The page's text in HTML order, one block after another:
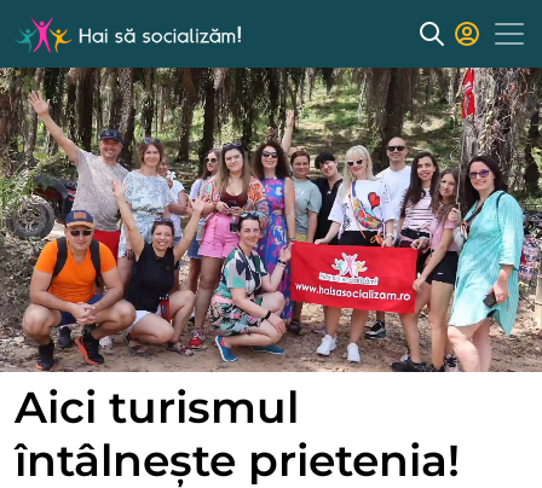
Aici turismul
întâlnește prietenia!